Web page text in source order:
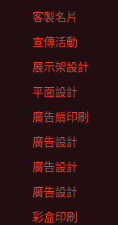
客製名片
宣傳活動
展示架設計
平面設計
廣告扇印刷
廣告設計
廣告設計
廣告設計
彩盒印刷